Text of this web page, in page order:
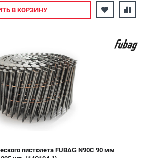
Авторизуйтесь
В КОРЗИНУ
пистолета FUBAG N90C 90 мм